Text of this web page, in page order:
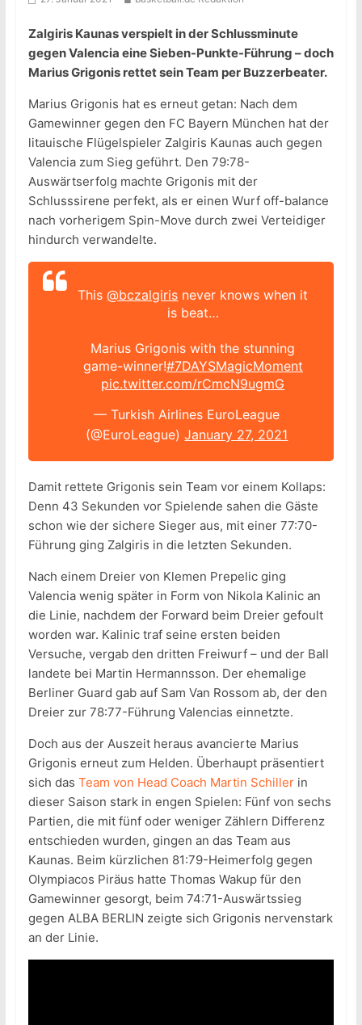
Zalgiris Kaunas verspielt in der Schlussminute
gegen Valencia eine Sieben-Punkte-Führung – doch
Marius Grigonis rettet sein Team per Buzzerbeater.
Marius Grigonis hat es erneut getan: Nach dem
Gamewinner gegen den FC Bayern München hat der
litauische Flügelspieler Zalgiris Kaunas auch gegen
Valencia zum Sieg geführt. Den 79:78-
Auswärtserfolg machte Grigonis mit der
Schlusssirene perfekt, als er einen Wurf off-balance
nach vorherigem Spin-Move durch zwei Verteidiger
hindurch verwandelte.
This@bczalgiris never knows when it
is beat…
Marius Grigonis with the stunning
game-winner!#7DAYSMagicMoment
pic.twitter.com/rCmcN9ugmG
— Turkish Airlines EuroLeague
(@EuroLeague)January 27, 2021
Damit rettete Grigonis sein Team vor einem Kollaps:
Denn 43 Sekunden vor Spielende sahen die Gäste
schon wie der sichere Sieger aus, mit einer 77:70-
Führung ging Zalgiris in die letzten Sekunden.
Nach einem Dreier von Klemen Prepelic ging
Valencia wenig später in Form von Nikola Kalinic an
die Linie, nachdem der Forward beim Dreier gefoult
worden war. Kalinic traf seine ersten beiden
Versuche, vergab den dritten Freiwurf – und der Ball
landete bei Martin Hermannsson. Der ehemalige
Berliner Guard gab auf Sam Van Rossom ab, der den
Dreier zur 78:77-Führung Valencias einnetzte.
Doch aus der Auszeit heraus avancierte Marius
Grigonis erneut zum Helden. Überhaupt präsentiert
sich das Team von Head Coach Martin Schillerin
dieser Saison stark in engen Spielen: Fünf von sechs
Partien, die mit fünf oder weniger Zählern Differenz
entschieden wurden, gingen an das Team aus
Kaunas. Beim kürzlichen 81:79-Heimerfolg gegen
Olympiacos Piräus hatte Thomas Wakup für den
Gamewinner gesorgt, beim 74:71-Auswärtssieg
gegen ALBA BERLIN zeigte sich Grigonis nervenstark
an der Linie.